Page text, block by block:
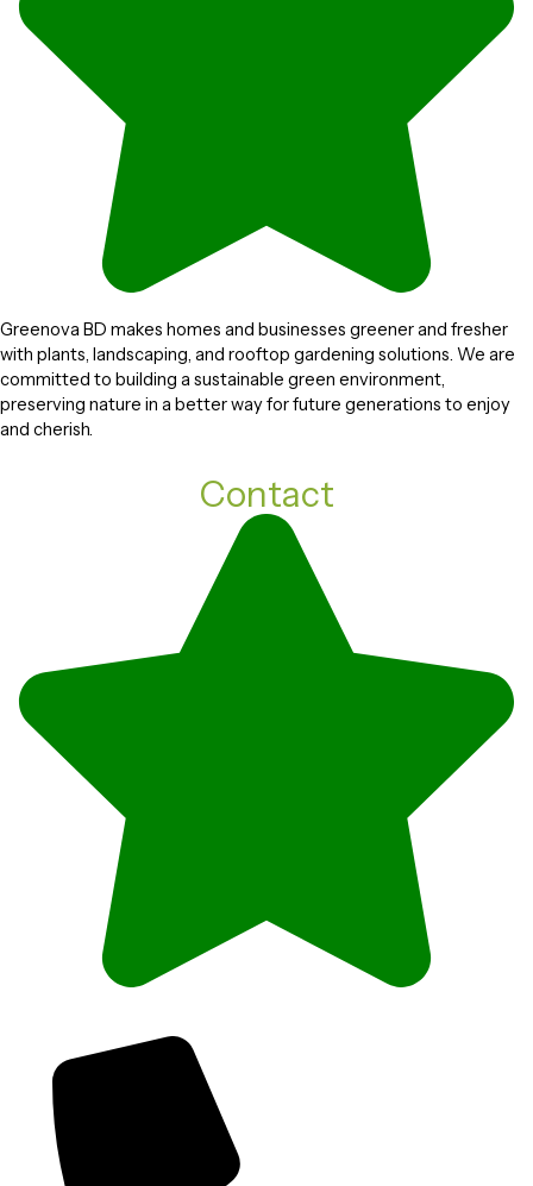
Greenova BD makes homes and businesses greener and fresher
with plants, landscaping, and rooftop gardening solutions. We are
committed to building a sustainable green environment,
preserving nature in a better way for future generations to enjoy
and cherish.
Contact